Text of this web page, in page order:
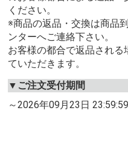
ください。
※商品の返品・交換は商品
ンターへご連絡下さい。
お客様の都合で返品され
ていただきます。
▼ご注文受付期間
～2026年09月23日 23:59:59